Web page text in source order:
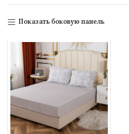
Показать боковую панель